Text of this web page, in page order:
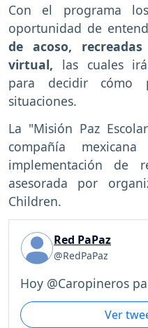
Con el programa
oportunidad de
de acoso,
virtual, las cuales
para decidir cómo
situaciones.
La "Misión Paz
compañía
implementación de
asesorada por
Children.
Red PaPaz
@RedPaPaz
Hoy @Caropineros
Ver